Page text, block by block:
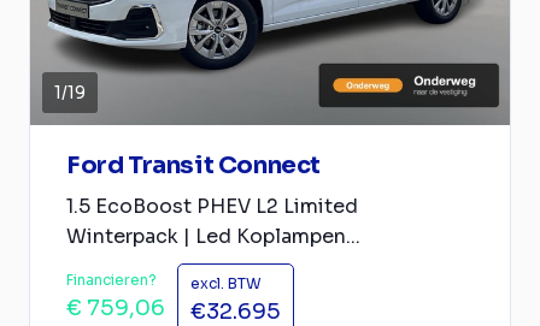
1/19
Ford Transit Connect
1.5 EcoBoost PHEV L2 Limited
Winterpack | Led Koplampen...
Financieren?
€ 759,06
excl. BTW
€32.695